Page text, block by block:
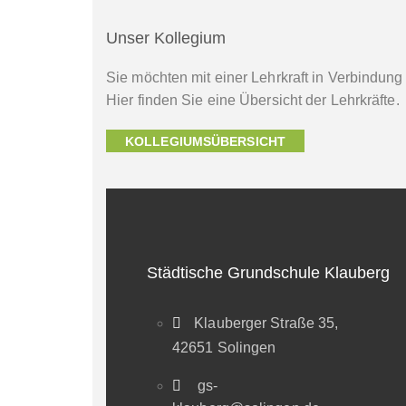
Unser Kollegium
Sie möchten mit einer Lehrkraft in Verbindung
Hier finden Sie eine Übersicht der Lehrkräfte.
KOLLEGIUMSÜBERSICHT
Städtische Grundschule Klauberg
Klauberger Straße 35,
42651 Solingen
gs-